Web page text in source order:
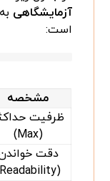
آزمایشگاهی
است:
مشخصه
ظرفیت
(Max)
دقت
(Readability)